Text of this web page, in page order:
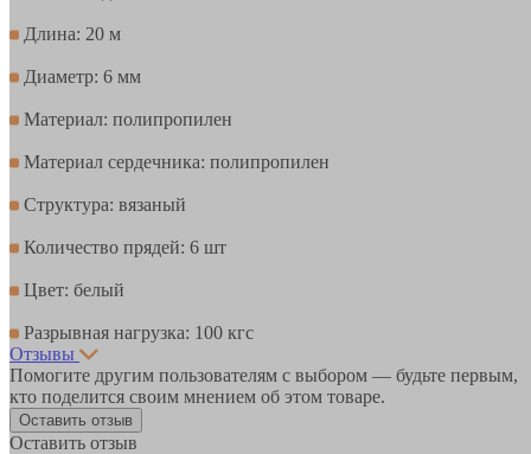
Длина: 20 м
Диаметр: 6 мм
Материал: полипропилен
Материал сердечника: полипропилен
Структура: вязаный
Количество прядей: 6 шт
Цвет: белый
Разрывная нагрузка: 100 кгс
Отзывы
Помогите другим пользователям с выбором — будьте первым,
кто поделится своим мнением об этом товаре.
Оставить отзыв
Оставить отзыв